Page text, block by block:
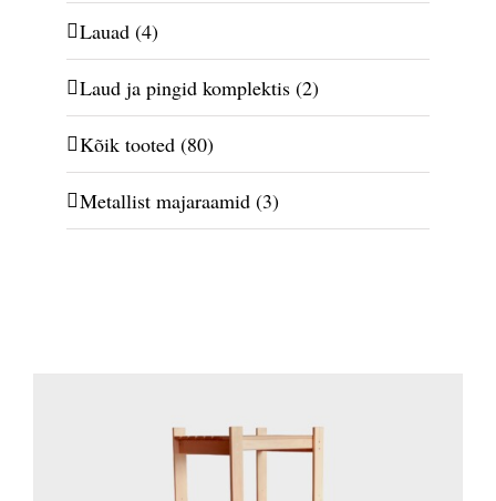
Lauad (4)
Laud ja pingid komplektis (2)
Kõik tooted (80)
Metallist majaraamid (3)